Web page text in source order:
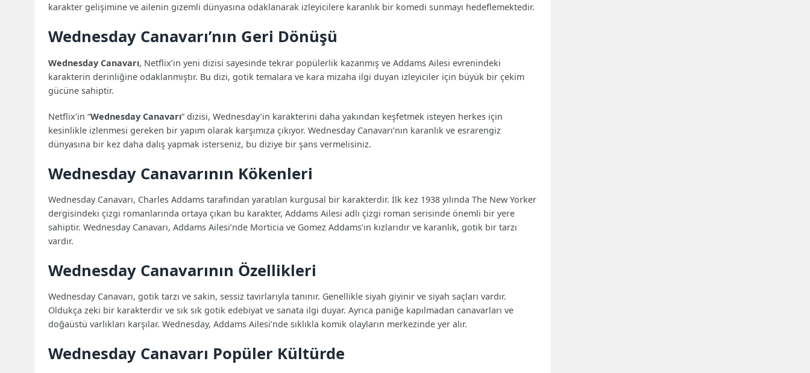
karakter gelişimine ve ailenin gizemli dünyasına odaklanarak izleyicilere karanlık bir komedi sunmayı hedeflemektedir.
Wednesday Canavarı’nın Geri Dönüşü
Wednesday Canavarı, Netflix’in yeni dizisi sayesinde tekrar popülerlik kazanmış ve Addams Ailesi evrenindeki
karakterin derinliğine odaklanmıştır. Bu dizi, gotik temalara ve kara mizaha ilgi duyan izleyiciler için büyük bir çekim
gücüne sahiptir.
Netflix’in “Wednesday Canavarı” dizisi, Wednesday’in karakterini daha yakından keşfetmek isteyen herkes için
kesinlikle izlenmesi gereken bir yapım olarak karşımıza çıkıyor. Wednesday Canavarı’nın karanlık ve esrarengiz
dünyasına bir kez daha dalış yapmak isterseniz, bu diziye bir şans vermelisiniz.
Wednesday Canavarının Kökenleri
Wednesday Canavarı, Charles Addams tarafından yaratılan kurgusal bir karakterdir. İlk kez 1938 yılında The New Yorker
dergisindeki çizgi romanlarında ortaya çıkan bu karakter, Addams Ailesi adlı çizgi roman serisinde önemli bir yere
sahiptir. Wednesday Canavarı, Addams Ailesi’nde Morticia ve Gomez Addams’ın kızlarıdır ve karanlık, gotik bir tarzı
vardır.
Wednesday Canavarının Özellikleri
Wednesday Canavarı, gotik tarzı ve sakin, sessiz tavırlarıyla tanınır. Genellikle siyah giyinir ve siyah saçları vardır.
Oldukça zeki bir karakterdir ve sık sık gotik edebiyat ve sanata ilgi duyar. Ayrıca paniğe kapılmadan canavarları ve
doğaüstü varlıkları karşılar. Wednesday, Addams Ailesi’nde sıklıkla komik olayların merkezinde yer alır.
Wednesday Canavarı Popüler Kültürde